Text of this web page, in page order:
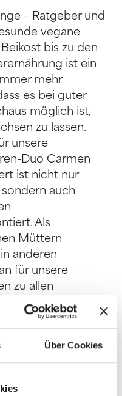
Über Cookies
– Ratgeber und
vegane
bis zu den
ist ein
mehr
es bei guter
möglich ist,
zu lassen.
unsere
Duo Carmen
ist nicht nur
auch
Als
Müttern
anderen
für unsere
zu allen
Beikost, Kinder-
mit mehr als 120
werden von
unter anderem
Prof. Dr. Markus